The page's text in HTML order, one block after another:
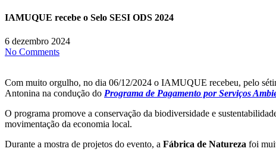
IAMUQUE recebe o Selo SESI ODS 2024
6 dezembro 2024
No Comments
Com muito orgulho, no dia 06/12/2024 o IAMUQUE recebeu, pelo
Antonina na condução do Programa de Pagamento por Serviços
O programa promove a conservação da biodiversidade e
movimentação da economia local.
Durante a mostra de projetos do evento, a Fábrica de Natureza foi